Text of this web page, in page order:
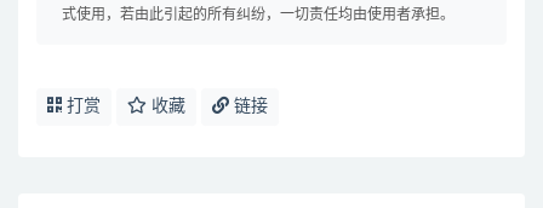
式使用，若由此引起的所有纠纷，一切责任均由使用者承担。
打赏 收藏 链接